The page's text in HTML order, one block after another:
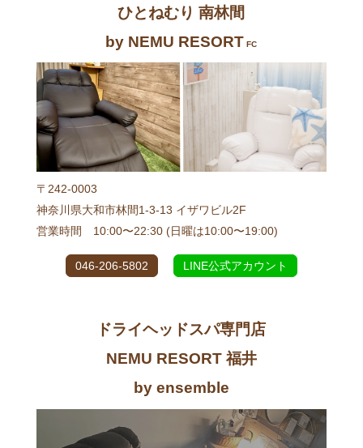
ひとねむり 南林間
by NEMU RESORT FC
〒242-0003
神奈川県大和市林間1-3-13 イザワビル2F
営業時間 10:00〜22:30 (日曜は10:00〜19:00)
046-206-5802 LINE公式アカウント
ドライヘッドスパ専門店
NEMU RESORT 福井
by ensemble